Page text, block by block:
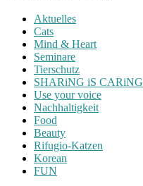
Aktuelles
Cats
Mind & Heart
Seminare
Tierschutz
SHARiNG iS CARiNG
Use your voice
Nachhaltigkeit
Food
Beauty
Rifugio-Katzen
Korean
FUN